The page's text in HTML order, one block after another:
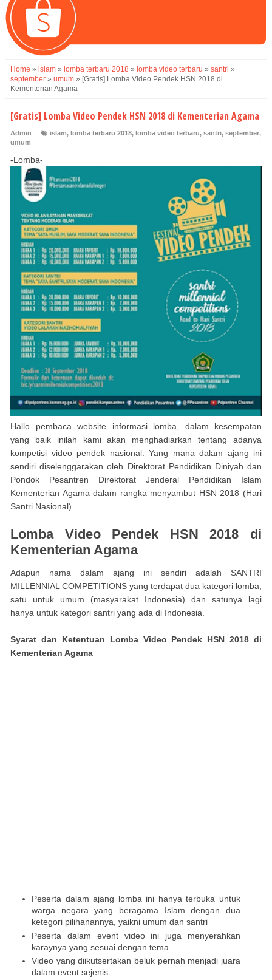
Home » islam » lomba terbaru 2018 » lomba video terbaru » santri »
september » umum » [Gratis] Lomba Video Pendek HSN 2018 di
Kementerian Agama
[Gratis] Lomba Video Pendek HSN 2018 di Kementerian Agama
Admin islam, lomba terbaru 2018, lomba video terbaru, santri, september,
umum
-Lomba-
Hallo pembaca website informasi lomba, dalam kesempatan
yang baik inilah kami akan menghadiarkan tentang adanya
kompetisi video pendek nasional. Yang mana dalam ajang ini
sendiri diselenggarakan oleh Direktorat Pendidikan Diniyah dan
Pondok Pesantren Direktorat Jenderal Pendidikan Islam
Kementerian Agama dalam rangka menyambut HSN 2018 (Hari
Santri Nasional).
Lomba Video Pendek HSN 2018 di
Kementerian Agama
Adapun nama dalam ajang ini sendiri adalah SANTRI
MILLENNIAL COMPETITIONS yang terdapat dua kategori lomba,
satu untuk umum (masyarakat Indonesia) dan satunya lagi
hanya untuk kategori santri yang ada di Indonesia.
Syarat dan Ketentuan Lomba Video Pendek HSN 2018 di
Kementerian Agama
Peserta dalam ajang lomba ini hanya terbuka untuk
warga negara yang beragama Islam dengan dua
ketegori pilihanannya, yaikni umum dan santri
Peserta dalam event video ini juga menyerahkan
karaynya yang sesuai dengan tema
Video yang diikutsertakan beluk pernah menjadi juara
dalam event sejenis